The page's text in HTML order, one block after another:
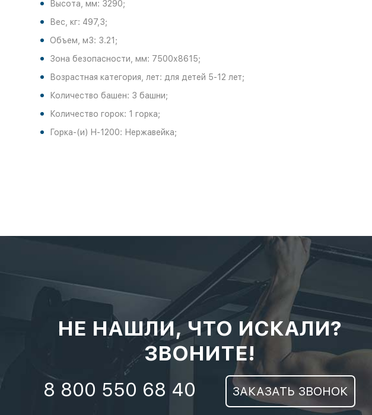
Высота, мм: 3290;
Вес, кг: 497,3;
Объем, м3: 3.21;
Зона безопасности, мм: 7500х8615;
Возрастная категория, лет: для детей 5-12 лет;
Количество башен: 3 башни;
Количество горок: 1 горка;
Горка-(и) H-1200: Нержавейка;
НЕ НАШЛИ, ЧТО ИСКАЛИ?
ЗВОНИТЕ!
8 800 550 68 40 ЗАКАЗАТЬ ЗВОНОК